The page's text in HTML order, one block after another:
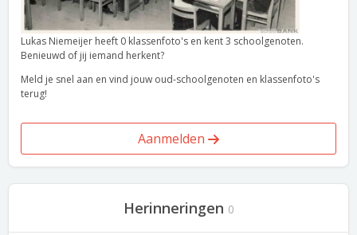
Lukas Niemeijer heeft 0 klassenfoto's en kent 3 schoolgenoten.
Benieuwd of jij iemand herkent?
Meld je snel aan en vind jouw oud-schoolgenoten en klassenfoto's
terug!
Aanmelden
Herinneringen 0